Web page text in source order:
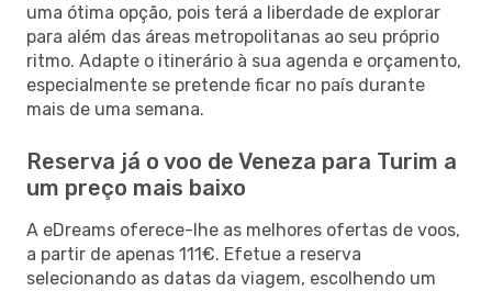
uma ótima opção, pois terá a liberdade de explorar
para além das áreas metropolitanas ao seu próprio
ritmo. Adapte o itinerário à sua agenda e orçamento,
especialmente se pretende ficar no país durante
mais de uma semana.
Reserva já o voo de Veneza para Turim a
um preço mais baixo
A eDreams oferece-lhe as melhores ofertas de voos,
a partir de apenas 111€. Efetue a reserva
selecionando as datas da viagem, escolhendo um